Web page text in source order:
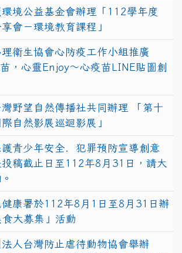
境公益基金會辦理「112學年度
會－環境教育課程」
衛生協會心防疫工作小組推廣
，心靈Enjoy〜心疫苗LINE貼圖創
野望自然傳播社共同辦理 「第十
自然影展巡迴影展」
青少年安全．犯罪預防宣導創意
稿截止日至112年8月31日，請大
康署於112年8月1日至8月31日辦
大募集」活動
人台灣防止虐待動物協會舉辦